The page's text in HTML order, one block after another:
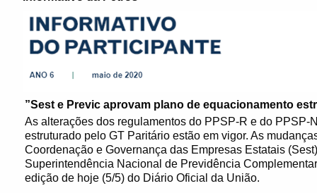
”Sest e Previc aprovam plano de equacionamento
As alterações dos regulamentos do PPSP-R e do PPSP-
estruturado pelo GT Paritário estão em vigor. As
Coordenação e Governança das Empresas Estatais
Superintendência Nacional de Previdência
edição de hoje (5/5) do Diário Oficial da União.